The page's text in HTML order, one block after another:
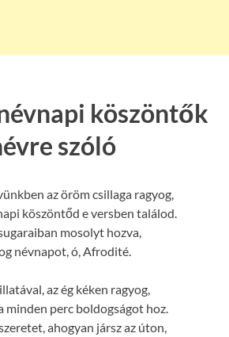
köszöntők
szóló
az öröm csillaga ragyog,
köszöntőd e versben találod.
mosolyt hozva,
névnapot, ó, Afrodité.
az ég kéken ragyog,
minden perc boldogságot hoz.
ahogyan jársz az úton,